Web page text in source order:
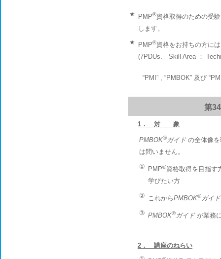
★ PMP®資格取得のための受
します。
★ PMP®資格をお持ちの方に
(7PDUs、 Skill Area ：
“PMI” , “PMBOK” 及び
第
1． 対 象
PMBOK®ガイドの全体像を
は問いません。
① PMP®資格取得を目指す
学びたい方
② これからPMBOK®ガイド
③ PMBOK®ガイドが業務
2． 講座のねらい